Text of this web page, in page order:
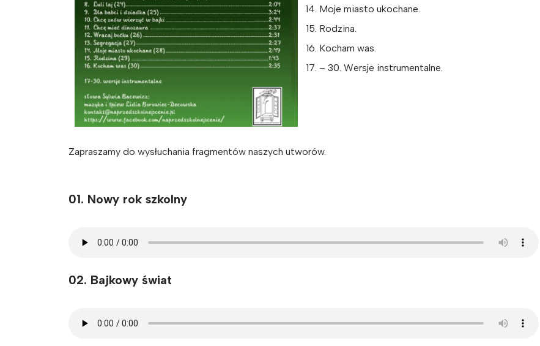
Moje miasto ukochane.
Rodzina.
Kocham was.
– 30. Wersje instrumentalne.
Zapraszamy do wysłuchania fragmentów naszych utworów.
01. Nowy rok szkolny
02. Bajkowy świat